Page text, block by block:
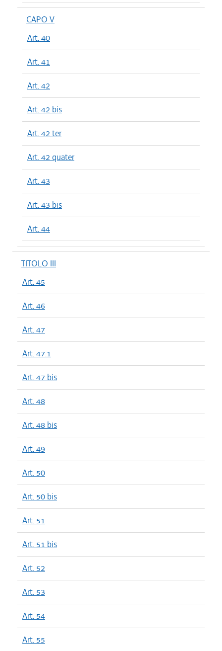
CAPO V
Art. 40
Art. 41
Art. 42
Art. 42 bis
Art. 42 ter
Art. 42 quater
Art. 43
Art. 43 bis
Art. 44
TITOLO III
Art. 45
Art. 46
Art. 47
Art. 47.1
Art. 47 bis
Art. 48
Art. 48 bis
Art. 49
Art. 50
Art. 50 bis
Art. 51
Art. 51 bis
Art. 52
Art. 53
Art. 54
Art. 55